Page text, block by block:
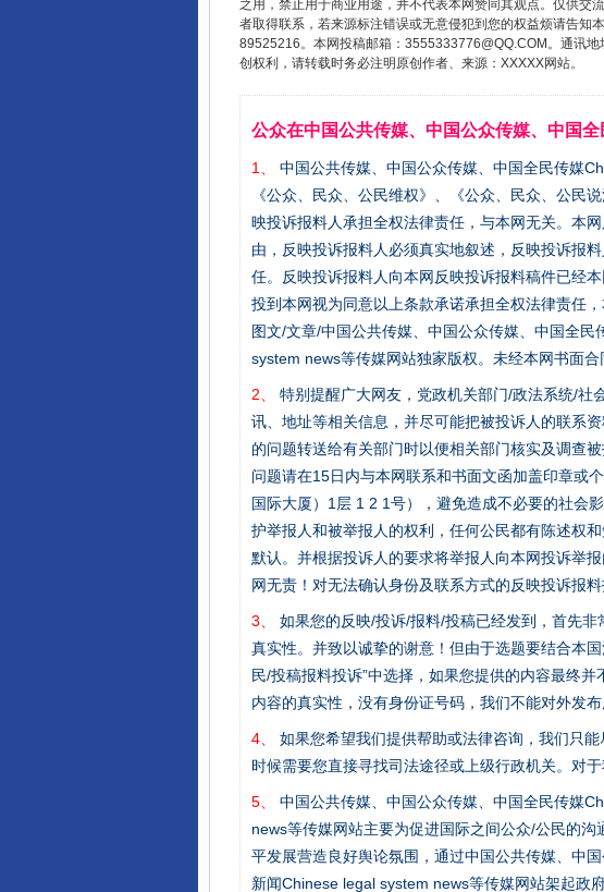
之用，禁止用于商业用途，并不代表本网赞同其观点。仅供交
者取得联系，若来源标注错误或无意侵犯到您的权益烦请告
89525216。本网投稿邮箱：3555333776@QQ.COM。通讯
创权利，请转载时务必注明原创作者、来源：XXXXX网站。
公众在中国公共传媒、中国公众传媒、中国
1、
中国公共传媒、中国公众传媒、中国全民传媒
《公众、民众、公民维权》、《公众、民众、公民
映投诉报料人承担全权法律责任，与本网无关。本
由，反映投诉报料人必须真实地叙述，反映投诉报
任。反映投诉报料人向本网反映投诉报料稿件已经
投到本网视为同意以上条款承诺承担全权法律责任
图文/文章/中国公共传媒、中国公众传媒、中国全
system news等传媒网站独家版权。未经本网书面
2、
特别提醒广大网友，党政机关部门/政法系统/社
讯、地址等相关信息，并尽可能把被投诉人的联系
的问题转送给有关部门时以便相关部门核实及调查
问题请在15日内与本网联系和书面文函加盖印章或
国际大厦）1层 1 2 1号），避免造成不必要的社会
护举报人和被举报人的权利，任何公民都有陈述权
默认。并根据投诉人的要求将举报人向本网投诉举
网无责！对无法确认身份及联系方式的反映投诉报
3、
如果您的反映/投诉/报料/投稿已经发到，首先
真实性。并致以诚挚的谢意！但由于选题要结合本
民/投稿报料投诉”中选择，如果您提供的内容最终
内容的真实性，没有身份证号码，我们不能对外发
4、
如果您希望我们提供帮助或法律咨询，我们只
时候需要您直接寻找司法途径或上级行政机关。对
5、
中国公共传媒、中国公众传媒、中国全民传媒
news等传媒网站主要为促进国际之间公众/公民的
平发展营造良好舆论氛围，通过中国公共传媒、中
新闻Chinese legal system news等传媒网站架起政